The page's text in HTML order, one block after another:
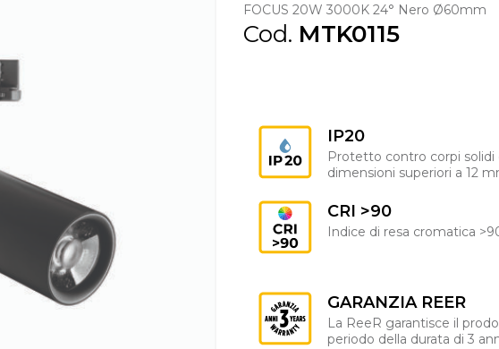
FOCUS 20W 3000K 24° Nero Ø60mm
Cod. MTK0115
IP20
Protetto contro corpi solidi
dimensioni superiori a 12
CRI >90
Indice di resa cromatica
GARANZIA REER
La ReeR garantisce il
periodo della durata di 3